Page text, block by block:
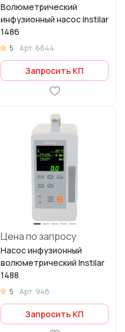
Волюметрический
инфузионный насос Instilar
1486
5 Арт. 6644
Запросить КП
Цена по запросу
Насос инфузионный
волюметрический Instilar
1488
5 Арт. 948
Запросить КП